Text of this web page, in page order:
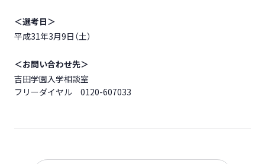
＜選考日＞
平成31年3月9日（土）
＜お問い合わせ先＞
吉田学園入学相談室
フリーダイヤル 0120-607033